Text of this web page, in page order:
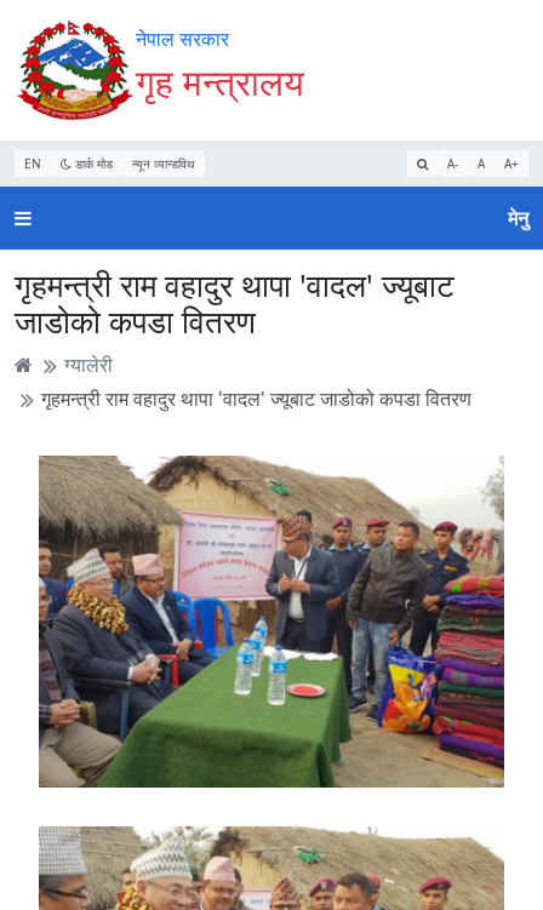
Accessibility
Mode
सुरु
गर्नुहोस्
सामाग्री
पढ्नुहाेस्
नेभिगेसन
पढ्नुहाेस्
वेबसाइट
खोजमा
जानुहोस्
नेपाल सरकार
गृह मन्त्रालय
EN डार्क मोड न्यून व्यान्डविथ A- A A+
मेनु
गृहमन्त्री राम वहादुर थापा 'वादल' ज्यूबाट
जाडोको कपडा वितरण
ग्यालेरी
गृहमन्त्री राम वहादुर थापा 'वादल' ज्यूबाट जाडोको कपडा वितरण